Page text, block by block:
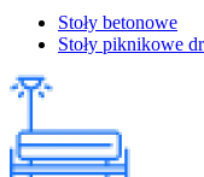
Stoły betonowe
Stoły piknikowe